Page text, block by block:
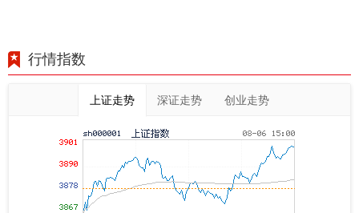
行情指数
上证走势 深证走势 创业走势